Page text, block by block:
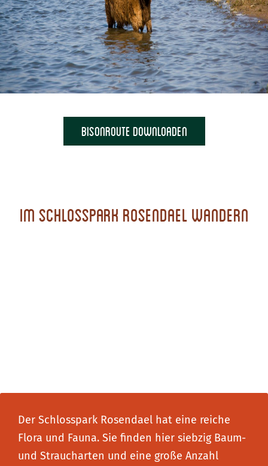
Bisonroute downloaden
Im Schlosspark Rosendael wandern
Der Schlosspark Rosendael hat eine reiche
Flora und Fauna. Sie finden hier siebzig Baum-
und Straucharten und eine große Anzahl